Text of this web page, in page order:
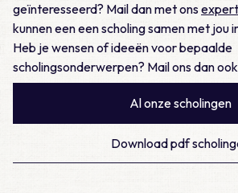
geïnteresseerd? Mail dan met ons
kunnen een een scholing samen met jou
Heb je wensen of ideeën voor bepaalde
scholingsonderwerpen? Mail ons dan
Al onze scholingen
Download pdf